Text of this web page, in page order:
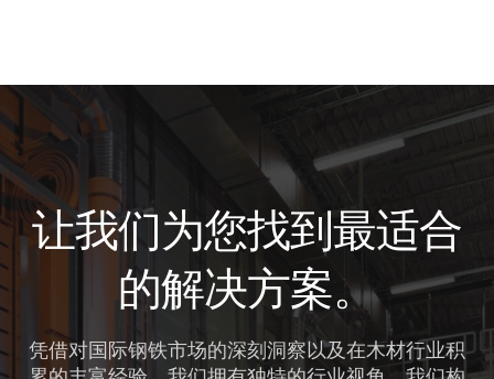
让我们为您找到最适合
的解决方案。
凭借对国际钢铁市场的深刻洞察以及在木材行业积